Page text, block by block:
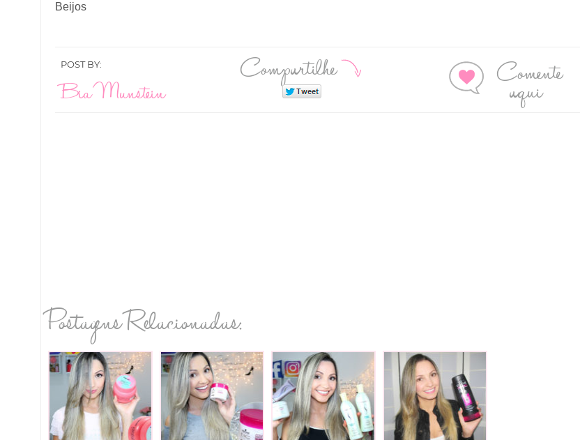
Beijos
POST BY:
Bia Munstein
Compartilhe Comente
aqui
Postagens Relacionadas: